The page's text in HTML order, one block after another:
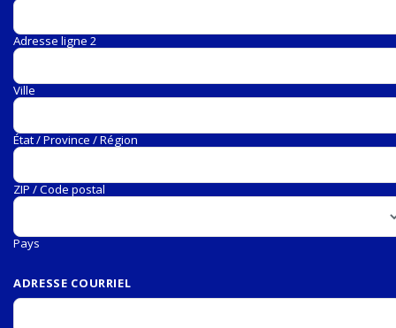
Adresse ligne 2
Ville
État / Province / Région
ZIP / Code postal
Pays
ADRESSE COURRIEL